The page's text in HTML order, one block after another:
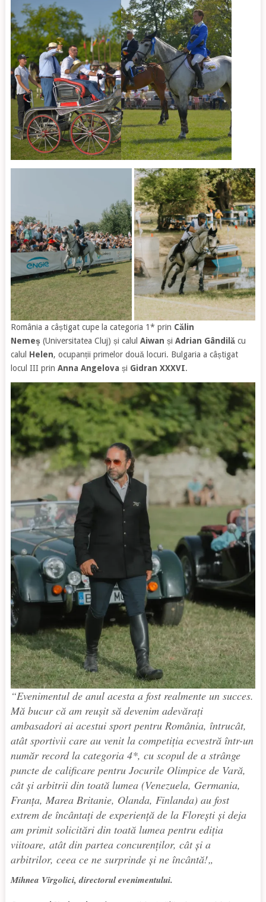
România a câștigat cupe la categoria 1* prin Călin
Nemeș (Universitatea Cluj) și calul Aiwan și Adrian Gândilăcu
calul Helen, ocupanții primelor două locuri. Bulgaria a câștigat
locul III prin Anna Angelova și Gidran XXXVI.
“Evenimentul de anul acesta a fost realmente un succes.
Mă bucur că am reușit să devenim adevărați
ambasadori ai acestui sport pentru România, întrucât,
atât sportivii care au venit la competiția ecvestră într-un
număr record la categoria 4*, cu scopul de a strânge
puncte de calificare pentru Jocurile Olimpice de Vară,
cât și arbitrii din toată lumea (Venezuela, Germania,
Franța, Marea Britanie, Olanda, Finlanda) au fost
extrem de încântați de experiență de la Florești și deja
am primit solicitări din toată lumea pentru ediția
viitoare, atât din partea concurenților, cât și a
arbitrilor, ceea ce ne surprinde și ne încântă!„
Mihnea Vîrgolici, directorul evenimentului.